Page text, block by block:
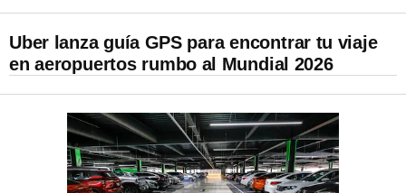
Uber lanza guía GPS para encontrar tu viaje
en aeropuertos rumbo al Mundial 2026